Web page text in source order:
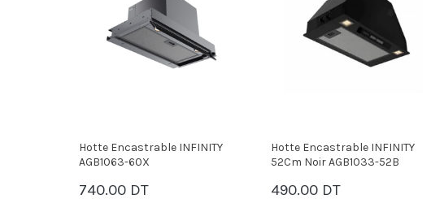
Hotte Encastrable INFINITY
52Cm Noir AGB1033-52B
490.00 DT
PANIER
Hotte Encastrable INFINITY
52cm Noir AGB2035-52B
720.00 DT
PANIER